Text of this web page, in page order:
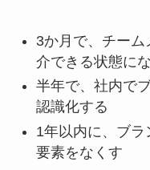
3か月で、チー
介できる状態に
半年で、社内で
認識化する
1年以内に、ブ
要素をなくす